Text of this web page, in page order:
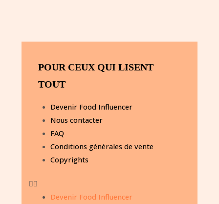
POUR CEUX QUI LISENT
TOUT
Devenir Food Influencer
Nous contacter
FAQ
Conditions générales de vente
Copyrights
Devenir Food Influencer